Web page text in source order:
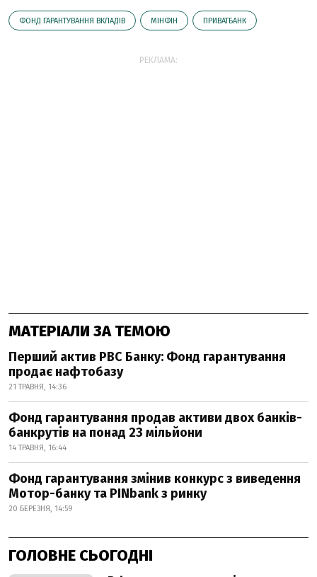
ФОНД ГАРАНТУВАННЯ ВКЛАДІВ МІНФІН ПРИВАТБАНК
РЕКЛАМА:
МАТЕРІАЛИ ЗА ТЕМОЮ
Перший актив РВС Банку: Фонд гарантування
продає нафтобазу
21 ТРАВНЯ, 14:36
Фонд гарантування продав активи двох банків-
банкрутів на понад 23 мільйони
14 ТРАВНЯ, 16:44
Фонд гарантування змінив конкурс з виведення
Мотор-банку та PINbank з ринку
20 БЕРЕЗНЯ, 14:59
ГОЛОВНЕ СЬОГОДНІ